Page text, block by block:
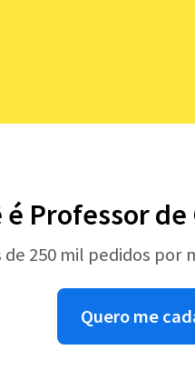
é Professor
de 250 mil pedidos
Quero me